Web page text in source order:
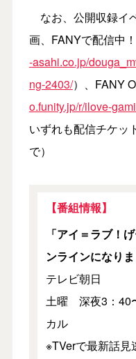
なお、公開収録イ
画、FANYで配信中
-asahi.co.jp/
ng-2403/）、FANY
o.funity.jp/r/ilove-
いずれも配信チケッ
で）
【番組情報】
「アイ＝ラブ！
ンラインになりま
テレビ朝日
土曜 深夜3：40
カル
※TVerで最新話見